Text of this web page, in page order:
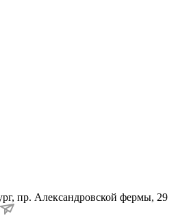
пр. Александровской фермы, 29